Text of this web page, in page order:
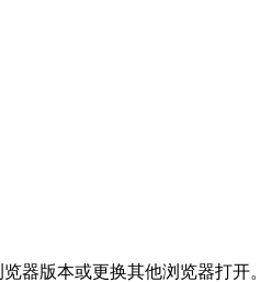
器版本或更换其他浏览器打开。